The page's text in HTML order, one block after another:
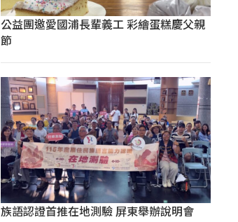
公益團邀愛國浦長輩義工 彩繪蛋糕慶父親
節
族語認證首推在地測驗 屏東舉辦說明會